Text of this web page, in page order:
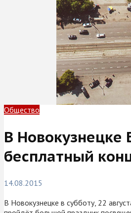
Общество
В Новокузнецке
бесплатный
14.08.2015
В Новокузнецке в субботу, 22